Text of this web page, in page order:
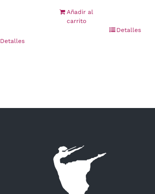
Detalles
Añadir al
carrito
Detalles